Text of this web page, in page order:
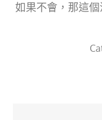
如果不會，那這